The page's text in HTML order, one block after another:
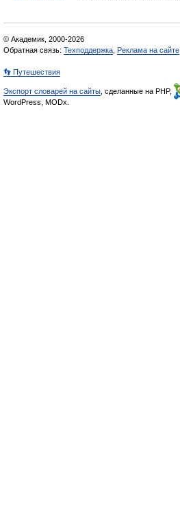
© Академик, 2000-2026
Обратная связь: Техподдержка Реклама на сайте
👣 Путешествия
Экспорт словарей на сайты , сделанные на PHP,
WordPress, MODx.